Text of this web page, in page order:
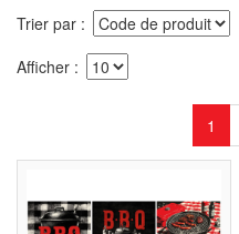
Trier par
Afficher
1